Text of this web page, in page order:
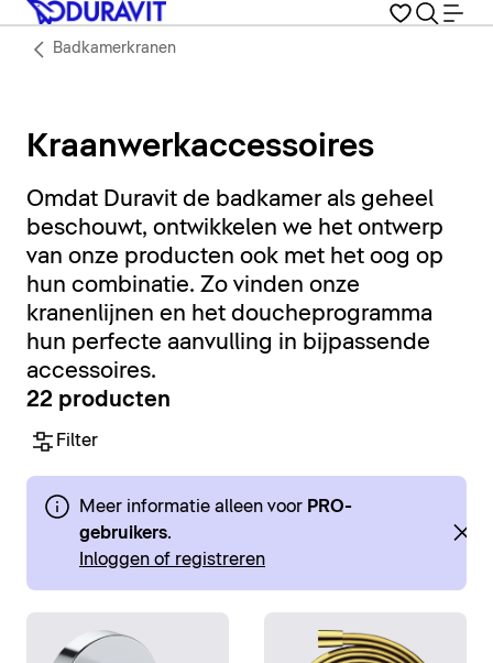
Badkamerkranen
Kraanwerkaccessoires
Omdat Duravit de badkamer als geheel
beschouwt, ontwikkelen we het ontwerp
van onze producten ook met het oog op
hun combinatie. Zo vinden onze
kranenlijnen en het doucheprogramma
hun perfecte aanvulling in bijpassende
accessoires.
22 producten
Filter
Meer informatie alleen voor PRO-
gebruikers.
Inloggen of registreren